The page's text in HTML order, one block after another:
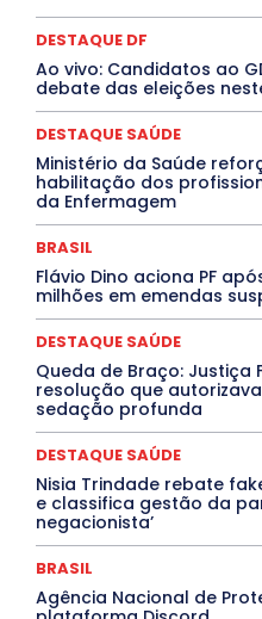
DESTAQUES OUTROS
ELEIÇÕES
Especial
EVENTOS
Jogos Online
Marburg
MEIO AMBIENTE
MÚSICA
Santa Catarina
Saúde Agora
TÁ FROID?
Tocantins
DESTAQUE DF
Ao vivo: Candidatos ao
debate das eleições
DESTAQUE SAÚDE
Ministério da Saúde
habilitação dos
da Enfermagem
BRASIL
Flávio Dino aciona PF
milhões em emendas
DESTAQUE SAÚDE
Queda de Braço: Justiça
resolução que
sedação profunda
DESTAQUE SAÚDE
Nisia Trindade rebate
e classifica gestão da
negacionista’
BRASIL
Agência Nacional de